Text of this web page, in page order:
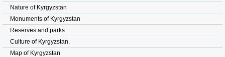
Nature of Kyrgyzstan
Monuments of Kyrgyzstan
Reserves and parks
Culture of Kyrgyzstan.
Map of Kyrgyzstan